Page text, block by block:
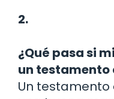
2.
¿Qué pasa si
un testamento
Un testamento